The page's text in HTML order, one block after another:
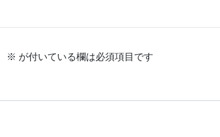
※ が付いている欄は必須項目です